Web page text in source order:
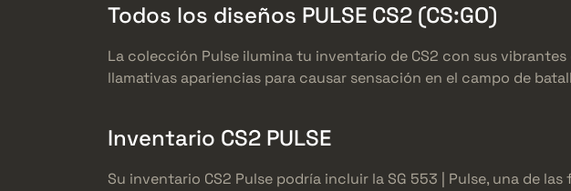
Todos los diseños PULSE CS2 (CS:GO)
La colección Pulse ilumina tu inventario de CS2 con sus
llamativas apariencias para causar sensación en el campo de
Inventario CS2 PULSE
Su inventario CS2 Pulse podría incluir la SG 553 | Pulse, una de